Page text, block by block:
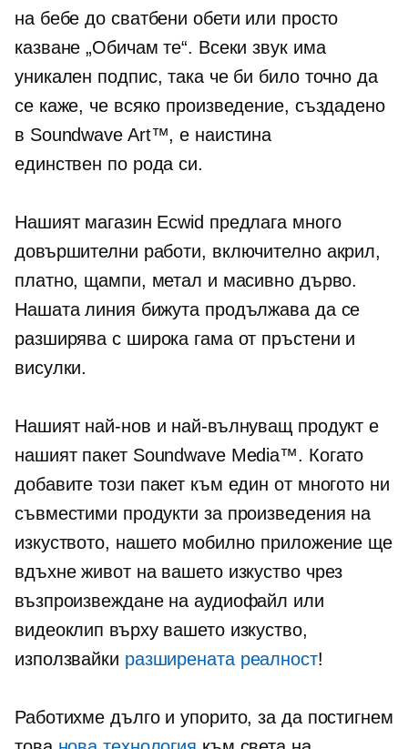
на бебе до сватбени обети или просто
казване „Обичам те“. Всеки звук има
уникален подпис, така че би било точно да
се каже, че всяко произведение, създадено
в Soundwave Art™, е наистина
единствен по рода си.
Нашият магазин Ecwid предлага много
довършителни работи, включително акрил,
платно, щампи, метал и масивно дърво.
Нашата линия бижута продължава да се
разширява с широка гама от пръстени и
висулки.
Нашият най-нов и най-вълнуващ продукт е
нашият пакет Soundwave Media™. Когато
добавите този пакет към един от многото ни
съвместими продукти за произведения на
изкуството, нашето мобилно приложение ще
вдъхне живот на вашето изкуство чрез
възпроизвеждане на аудиофайл или
видеоклип върху вашето изкуство,
използвайки разширената реалност!
Работихме дълго и упорито, за да постигнем